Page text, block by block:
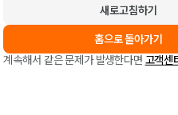
새로고침하기
홈으로 돌아가기
계속해서 같은 문제가 발생한다면 고객센